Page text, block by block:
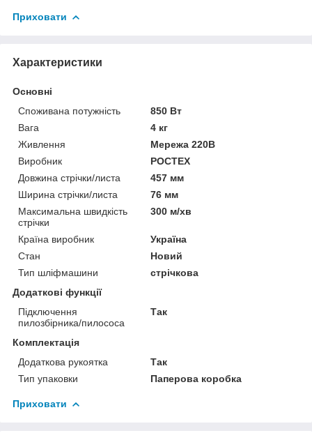
Приховати
Характеристики
Основні
Споживана потужність
850 Вт
Вага
4 кг
Живлення
Мережа 220В
Виробник
РОСТЕХ
Довжина стрічки/листа
457 мм
Ширина стрічки/листа
76 мм
Максимальна швидкість
стрічки
300 м/хв
Країна виробник
Україна
Стан
Новий
Тип шліфмашини
стрічкова
Додаткові функції
Підключення
пилозбірника/пилососа
Так
Комплектація
Додаткова рукоятка
Так
Тип упаковки
Паперова коробка
Приховати